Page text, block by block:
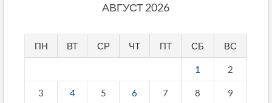
АВГУСТ 2026
ПН ВТ СР ЧТ ПТ СБ ВС
1 2
3 4 5 6 7 8 9